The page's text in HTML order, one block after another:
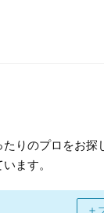
りのプロをお探
ます。
＋